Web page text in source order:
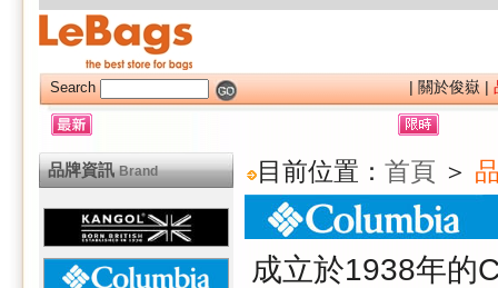
Search |關於俊嶽|
目前位置： 首頁 ＞
成立於1938年的
品牌資訊Brand